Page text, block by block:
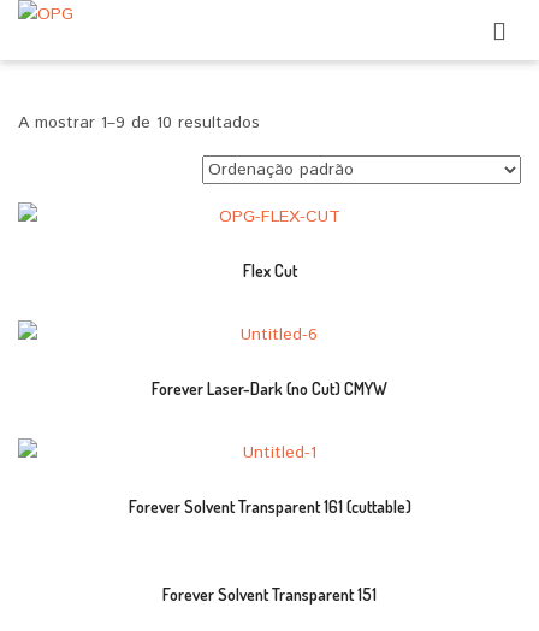
A mostrar 1–9 de 10 resultados
Flex Cut
Forever Laser-Dark (no Cut) CMYW
Forever Solvent Transparent 161 (cuttable)
Forever Solvent Transparent 151